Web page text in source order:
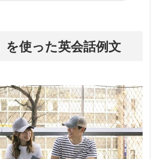
を使った英会話例文